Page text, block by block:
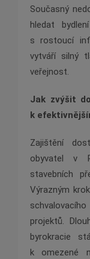
Současný
hledat
s rostoucí
vytváří silný
veřejnost.
Jak zvýšit
k
Zajištění
obyvatel v
stavebních
Výrazným
projektů.
byrokracie
k omezené